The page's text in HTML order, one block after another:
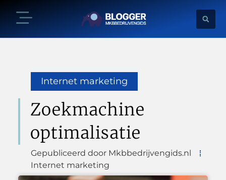
Internet marketing
Zoekmachine
optimalisatie
Gepubliceerd door Mkbbedrijvengids.nl
Internet marketing